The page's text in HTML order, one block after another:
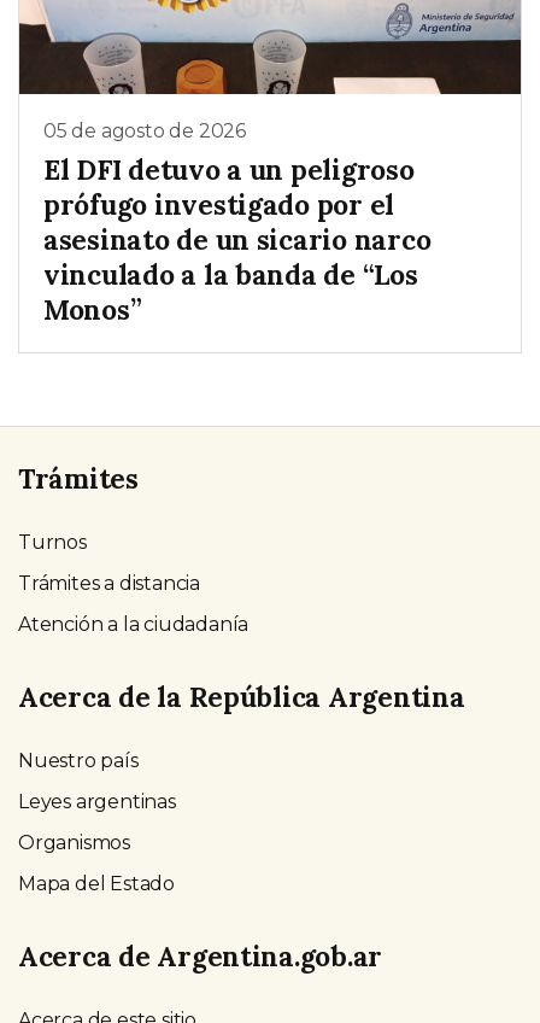
05 de agosto de 2026
El DFI detuvo a un peligroso
prófugo investigado por el
asesinato de un sicario narco
vinculado a la banda de “Los
Monos”
Trámites
Turnos
Trámites a distancia
Atención a la ciudadanía
Acerca de la República Argentina
Nuestro país
Leyes argentinas
Organismos
Mapa del Estado
Acerca de Argentina.gob.ar